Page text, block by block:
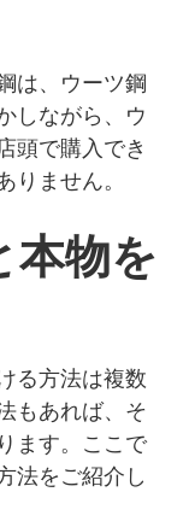
は、ウーツ鋼
しながら、ウ
頭で購入でき
ません。
本物を
る方法は複数
もあれば、そ
ます。ここで
法をご紹介し